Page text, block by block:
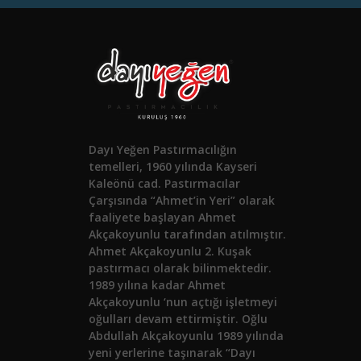
Dayı Yeğen Pastırmacılığın
temelleri, 1960 yılında Kayseri
Kaleönü cad. Pastırmacılar
Çarşısında “Ahmet’in Yeri” olarak
faaliyete başlayan Ahmet
Akçakoyunlu tarafından atılmıştır.
Ahmet Akçakoyunlu 2. Kuşak
pastırmacı olarak bilinmektedir.
1989 yılına kadar Ahmet
Akçakoyunlu ‘nun açtığı işletmeyi
oğulları devam ettirmiştir. Oğlu
Abdullah Akçakoyunlu 1989 yılında
yeni yerlerine taşınarak “Dayı